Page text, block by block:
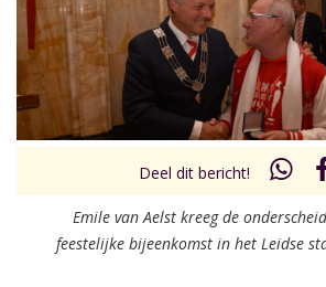
Inklappen
Deel dit bericht!
Emile van Aelst kreeg de
feestelijke bijeenkomst in het Leidse